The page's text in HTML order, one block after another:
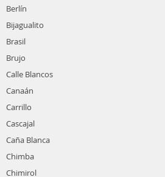
Berlín
Bijagualito
Brasil
Brujo
Calle Blancos
Canaán
Carrillo
Cascajal
Caña Blanca
Chimba
Chimirol